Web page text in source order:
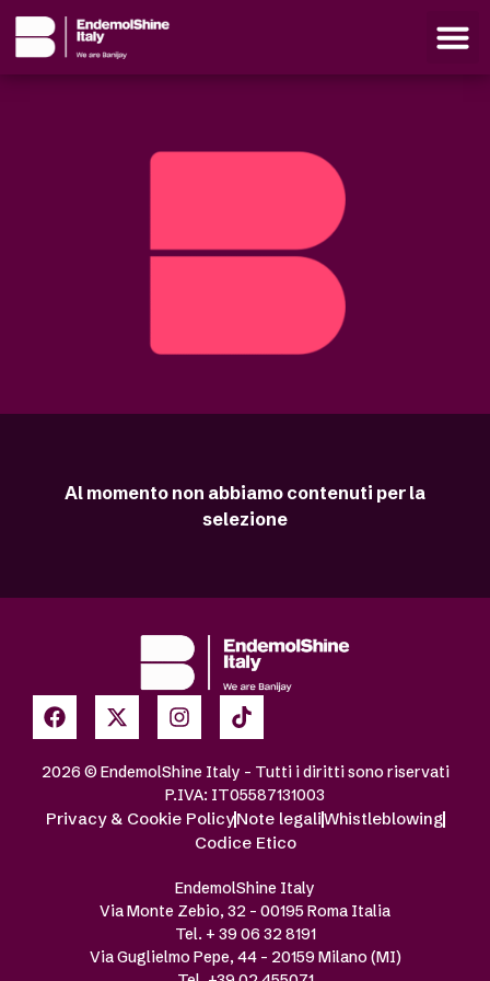
Al momento non abbiamo contenuti per la
selezione
2026 © EndemolShine Italy – Tutti i diritti sono riservati
P.IVA: IT05587131003
Privacy & Cookie PolicyNote legaliWhistleblowing
Codice Etico
EndemolShine Italy
Via Monte Zebio, 32 – 00195 Roma Italia
Tel. + 39 06 32 8191
Via Guglielmo Pepe, 44 – 20159 Milano (MI)